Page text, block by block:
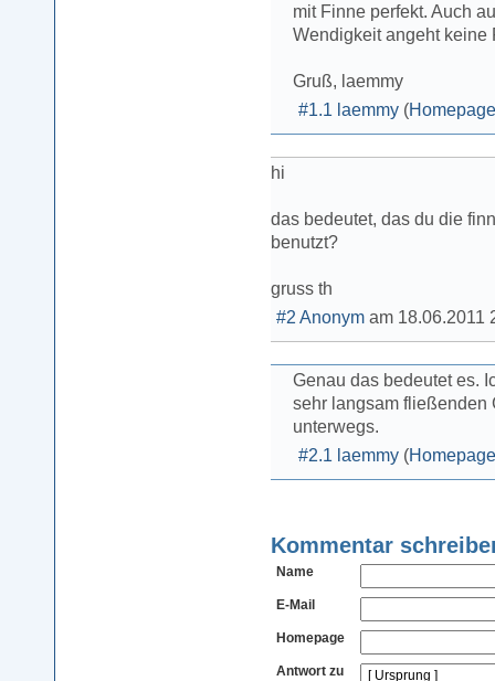
mit Finne perfekt. Auch
Wendigkeit angeht keine
Gruß, laemmy
#1.1 laemmy (Homepage
hi
das bedeutet, das du die
benutzt?
gruss th
#2 Anonym am 18.06.2011
Genau das bedeutet es.
sehr langsam fließenden
unterwegs.
#2.1 laemmy (Homepage
Kommentar
Name
E-Mail
Homepage
Antwort zu